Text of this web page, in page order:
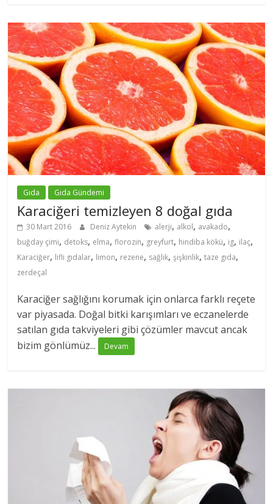
Gıda Gıda Gündemi
Karaciğeri temizleyen 8 doğal gıda
30 Mart 2016 Deniz Aytekin alerji, alkol, avakado,
buğday çimi, detoks, elma,florozin, greyfurt, hindiba kökü, ig, ilaç,
Karaciğer, lifli gıdalar, limon, rezene, sağlık,şişkinlik,taze gıda,
zerdeçal
Karaciğer sağlığını korumak için onlarca farklı reçete
var piyasada. Doğal bitki karışımları ve eczanelerde
satılan gıda takviyeleri gibi çözümler mavcut ancak
bizim gönlümüz...
Devam